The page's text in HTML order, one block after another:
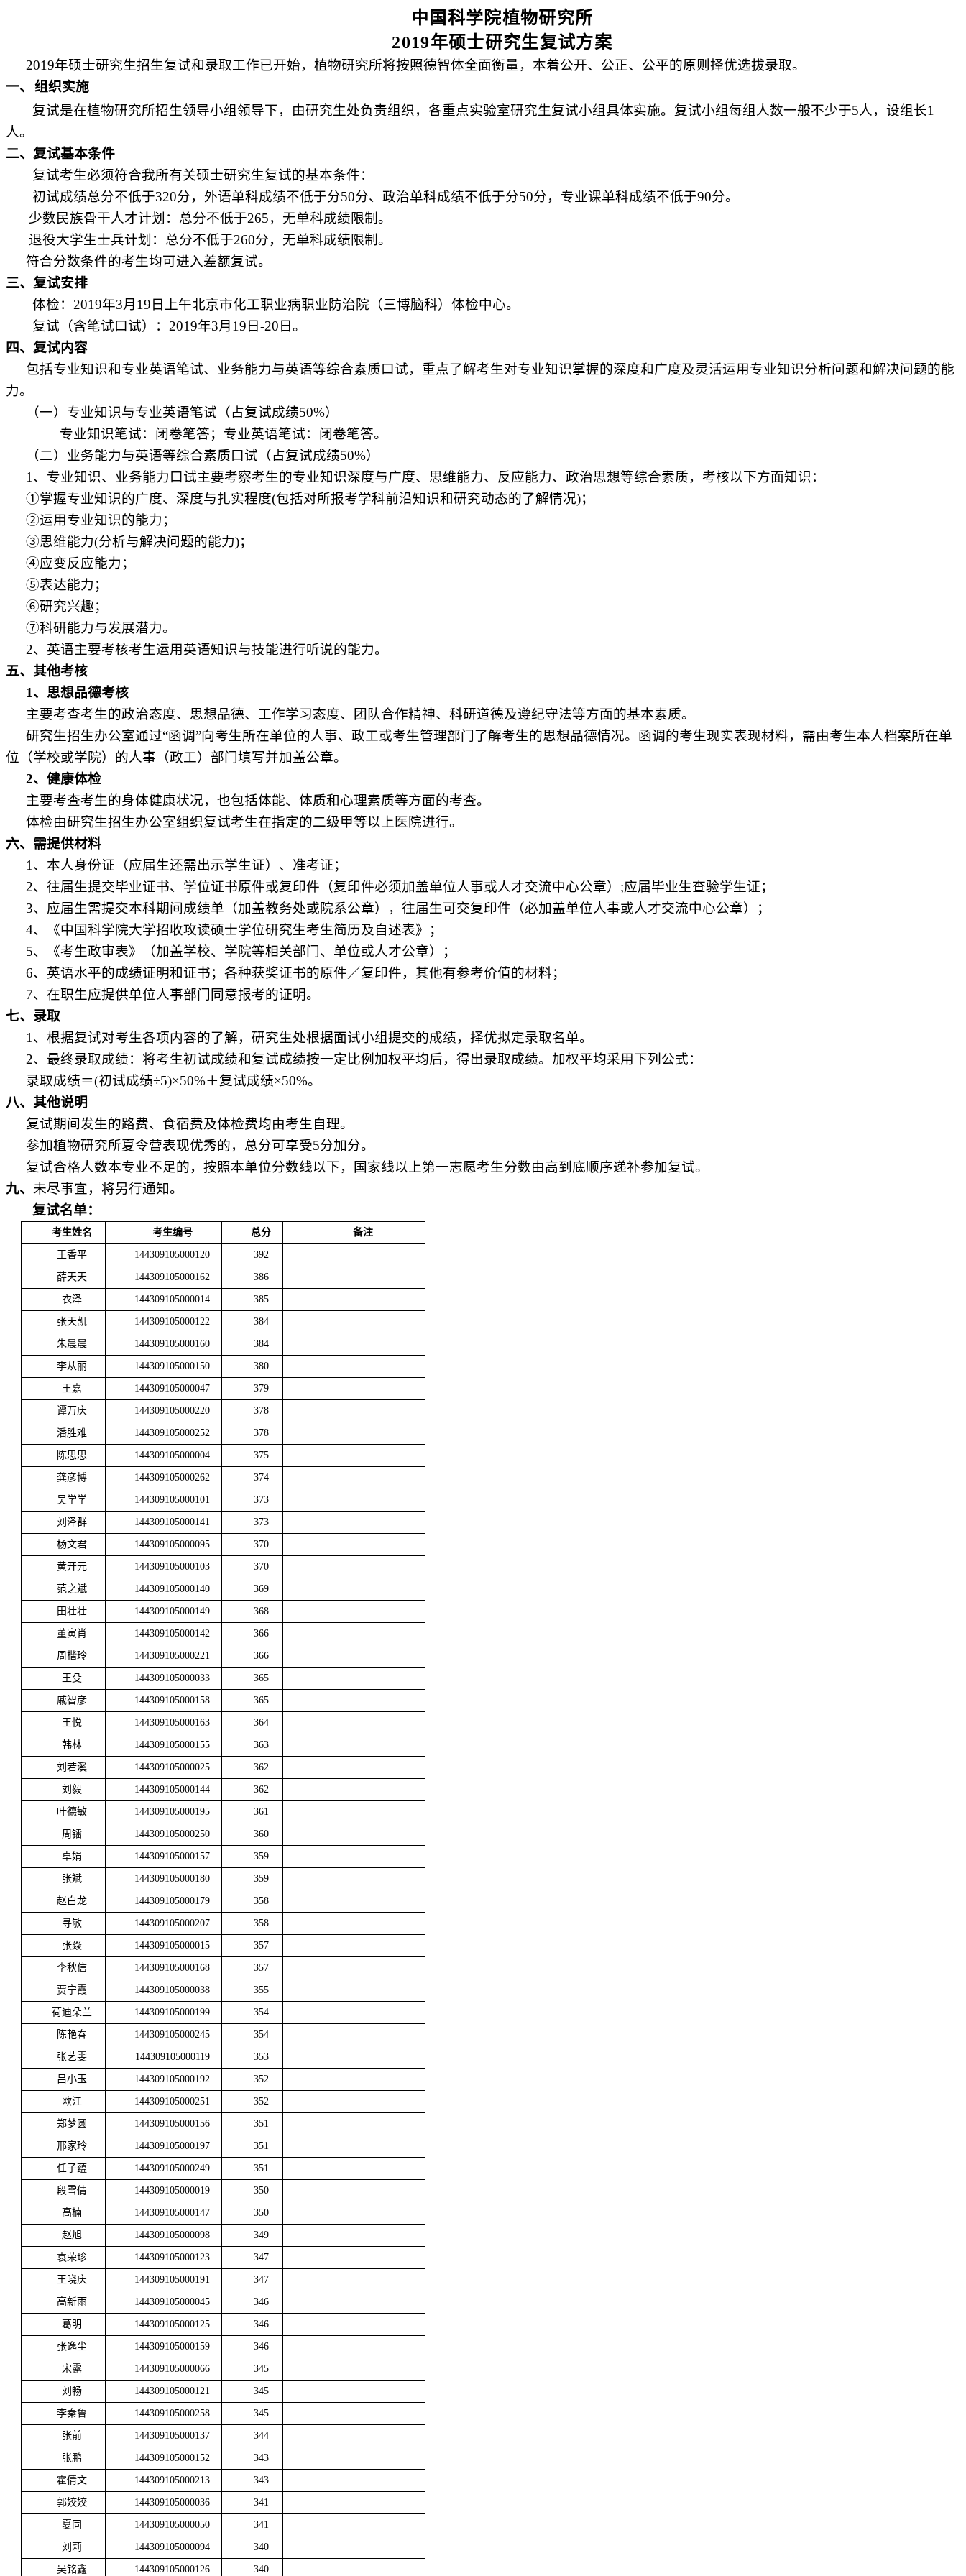
中国科学院植物研究所
2019年硕士研究生复试方案
2019年硕士研究生招生复试和录取工作已开始，植物研究所将按照德智体全面衡量，本着公开、公正、公平的原则择优选拔录取。
一、 组织实施
复试是在植物研究所招生领导小组领导下，由研究生处负责组织，各重点实验室研究生复试小组具体实施。复试小组每组人数一般不少于5人，设组长1
人。
二、复试基本条件
复试考生必须符合我所有关硕士研究生复试的基本条件：
初试成绩总分不低于320分，外语单科成绩不低于分50分、政治单科成绩不低于分50分，专业课单科成绩不低于90分。
少数民族骨干人才计划：总分不低于265，无单科成绩限制。
退役大学生士兵计划：总分不低于260分，无单科成绩限制。
符合分数条件的考生均可进入差额复试。
三、复试安排
体检： 2019年3月 19 日上午北京市化工职业病职业防治院（三博脑科）体检中心。
复试（含笔试口试）： 2019年3月 19 日-20 日。
四、复试内容
包括专业知识和专业英语笔试、业务能力与英语等综合素质口试，重点了解考生对专业知识掌握的深度和广度及灵活运用专业知识分析问题和解决问题的能
力。
（一）专业知识与专业英语笔试（占复试成绩50%）
专业知识笔试：闭卷笔答；专业英语笔试：闭卷笔答。
（二）业务能力与英语等综合素质口试（占复试成绩50%）
1 、专业知识、业务能力口试主要考察考生的专业知识深度与广度、思维能力、反应能力、政治思想等综合素质，考核以下方面知识：
①掌握专业知识的广度、深度与扎实程度(包括对所报考学科前沿知识和研究动态的了解情况)；
②运用专业知识的能力；
③思维能力(分析与解决问题的能力)；
④应变反应能力；
⑤表达能力；
⑥研究兴趣；
⑦科研能力与发展潜力。
2、英语主要考核考生运用英语知识与技能进行听说的能力。
五、其他考核
1、思想品德考核
主要考查考生的政治态度、思想品德、工作学习态度、团队合作精神、科研道德及遵纪守法等方面的基本素质。
研究生招生办公室通过“函调”向考生所在单位的人事、政工或考生管理部门了解考生的思想品德情况。函调的考生现实表现材料，需由考生本人档案所在单
位（学校或学院）的人事（政工）部门填写并加盖公章。
2、健康体检
主要考查考生的身体健康状况，也包括体能、体质和心理素质等方面的考查。
体检由研究生招生办公室组织复试考生在指定的二级甲等以上医院进行。
六、需提供材料
1 、本人身份证（应届生还需出示学生证）、准考证；
2、往届生提交毕业证书、学位证书原件或复印件（复印件必须加盖单位人事或人才交流中心公章） ;应届毕业生查验学生证；
3、应届生需提交本科期间成绩单（加盖教务处或院系公章），往届生可交复印件（必加盖单位人事或人才交流中心公章）；
4、《中国科学院大学招收攻读硕士学位研究生考生简历及自述表》；
5、《考生政审表》（加盖学校、学院等相关部门、单位或人才公章）；
6、英语水平的成绩证明和证书；各种获奖证书的原件／复印件，其他有参考价值的材料；
7、在职生应提供单位人事部门同意报考的证明。
七、录取
1 、根据复试对考生各项内容的了解，研究生处根据面试小组提交的成绩，择优拟定录取名单。
2、最终录取成绩：将考生初试成绩和复试成绩按一定比例加权平均后，得出录取成绩。加权平均采用下列公式：
录取成绩＝(初试成绩÷5)×50%＋复试成绩×50%。
八、其他说明
复试期间发生的路费、食宿费及体检费均由考生自理。
参加植物研究所夏令营表现优秀的，总分可享受5分加分。
复试合格人数本专业不足的，按照本单位分数线以下，国家线以上第一志愿考生分数由高到底顺序递补参加复试。
九、 未尽事宜，将另行通知。
复试名单：
考生姓名 考生编号 总分 备注
王香平 144309105000120 392
薛天天 144309105000162 386
衣泽 144309105000014 385
张天凯 144309105000122 384
朱晨晨 144309105000160 384
李从丽 144309105000150 380
王嘉 144309105000047 379
谭万庆 144309105000220 378
潘胜难 144309105000252 378
陈思思 144309105000004 375
龚彦博 144309105000262 374
吴学学 144309105000101 373
刘泽群 144309105000141 373
杨文君 144309105000095 370
黄开元 144309105000103 370
范之斌 144309105000140 369
田壮壮 144309105000149 368
董寅肖 144309105000142 366
周楷玲 144309105000221 366
王殳 144309105000033 365
戚智彦 144309105000158 365
王悦 144309105000163 364
韩林 144309105000155 363
刘若溪 144309105000025 362
刘毅 144309105000144 362
叶德敏 144309105000195 361
周镭 144309105000250 360
卓娟 144309105000157 359
张斌 144309105000180 359
赵白龙 144309105000179 358
寻敏 144309105000207 358
张焱 144309105000015 357
李秋信 144309105000168 357
贾宁霞 144309105000038 355
荷迪朵兰 144309105000199 354
陈艳春 144309105000245 354
张艺雯 144309105000119 353
吕小玉 144309105000192 352
欧江 144309105000251 352
郑梦圆 144309105000156 351
邢家玲 144309105000197 351
任子蕴 144309105000249 351
段雪倩 144309105000019 350
高楠 144309105000147 350
赵旭 144309105000098 349
袁荣珍 144309105000123 347
王晓庆 144309105000191 347
高新雨 144309105000045 346
葛明 144309105000125 346
张逸尘 144309105000159 346
宋露 144309105000066 345
刘畅 144309105000121 345
李秦鲁 144309105000258 345
张前 144309105000137 344
张鹏 144309105000152 343
霍倩文 144309105000213 343
郭姣姣 144309105000036 341
夏同 144309105000050 341
刘莉 144309105000094 340
吴铭鑫 144309105000126 340